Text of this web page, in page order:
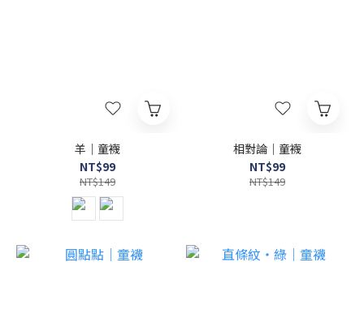
羊｜童襪
NT$99
NT$149
相對論｜童襪
NT$99
NT$149